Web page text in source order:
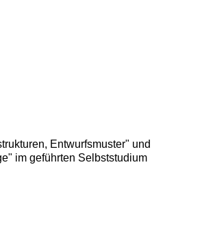
Entwurfsmuster" und
im geführten Selbststudium